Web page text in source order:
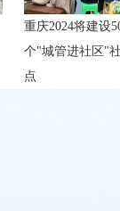
重庆2024将建设
个"城管进社区"
点